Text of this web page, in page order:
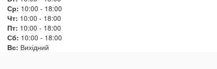
Ср: 10:00 - 18:00
Чт: 10:00 - 18:00
Пт: 10:00 - 18:00
Сб: 10:00 - 18:00
Вс: Вихідний